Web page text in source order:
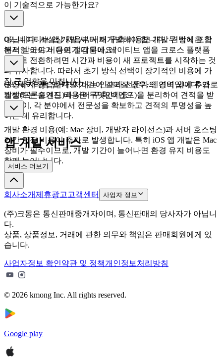
이 기술적으로 가능한가요?
아닙니다. 사실상 처음부터 재개발해야 합니다. 두 방식은 근
본적인 코드가 다르기 때문에, 네이티브 앱을 크로스 플랫폼
앱으로 전환하려면 시간과 비용이 새 프로젝트를 시작하는 것
과 유사합니다. 따라서 초기 방식 선택이 장기적인 비용에 가
장 큰 영향을 미칩니다.
Q2. 네이티브 앱 개발 시, 서버 구축 비용도 개발 견적에 포함
해서 받아야 비용이 절감되나요?
권장하지 않습니다. 서버는 인프라 전문가의 영역입니다. 앱
개발(프론트엔드)과 서버 구축(백엔드)을 분리하여 견적을 받
는 것이, 각 분야에서 전문성을 확보하고 견적의 투명성을 높
이는 데 유리합니다.
Q3. 네이티브 앱 개발 기간이 길어질 경우, 인건비 외에 추가로
발생하는 숨겨진 비용은 무엇인가요?
개발 환경 비용(예: Mac 장비, 개발자 라이선스)과 서버 호스팅
기간 연장 비용이 추가로 발생합니다. 특히 iOS 앱 개발은 Mac
장비가 필수이므로, 개발 기간이 늘어나면 환경 유지 비용도
함께 늘어납니다.
앱 개발 서비스
서비스 더보기
회사소개제휴광고 고객센터 사업자 정보
(주)크몽은 통신판매중개자이며, 통신판매의 당사자가 아닙니
다.
상품, 상품정보, 거래에 관한 의무와 책임은 판매회원에게 있
습니다.
사업자정보 확인약관 및 정책개인정보처리방침
© 2026 kmong Inc. All rights reserved.
Google play